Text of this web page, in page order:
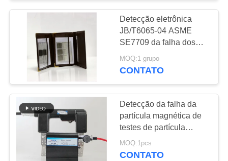
DO
PRIVACY
POLICY
Detecção eletrônica
JB/T6065-04 ASME
SE7709 da falha dos
testes de partícula
magnética
MOQ:1 grupo
CONTATO
Detecção da falha da
partícula magnética de
testes de partícula
magnética do detector
da falha da partícula
MOQ:1pcs
CONTATO